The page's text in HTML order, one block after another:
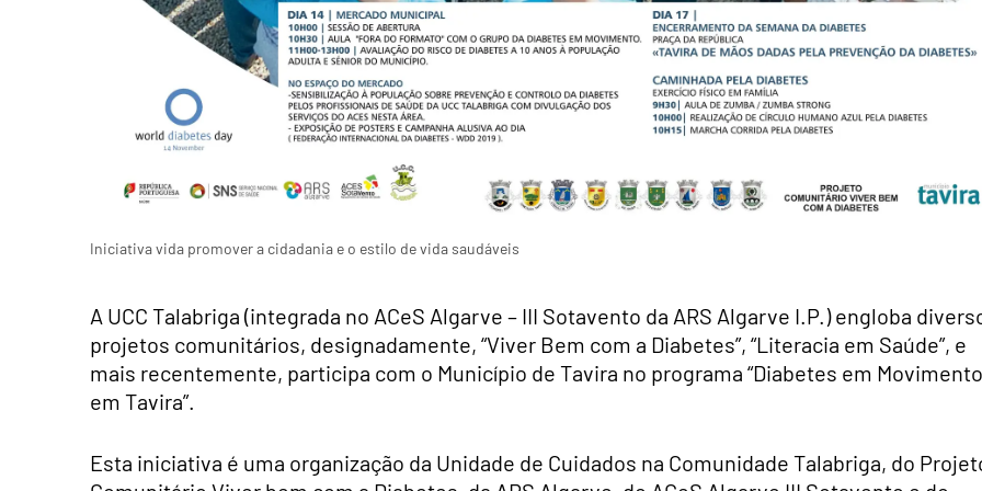
Iniciativa vida promover a cidadania e o estilo de vida saudáveis
A UCC Talabriga (integrada no ACeS Algarve – III Sotavento da ARS Algarve I.P.) engloba
projetos comunitários, designadamente, “Viver Bem com a Diabetes”, “Literacia em Saúde”, e
mais recentemente, participa com o Município de Tavira no programa “Diabetes em Movimento
em Tavira”.
Esta iniciativa é uma organização da Unidade de Cuidados na Comunidade Talabriga, do